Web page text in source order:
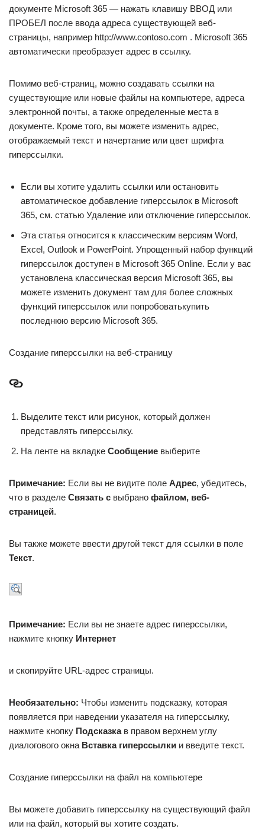
документе Microsoft 365 — нажать клавишу ВВОД или
ПРОБЕЛ после ввода адреса существующей веб-
страницы, например http://www.contoso.com . Microsoft 365
автоматически преобразует адрес в ссылку.
Помимо веб-страниц, можно создавать ссылки на
существующие или новые файлы на компьютере, адреса
электронной почты, а также определенные места в
документе. Кроме того, вы можете изменить адрес,
отображаемый текст и начертание или цвет шрифта
гиперссылки.
Если вы хотите удалить ссылки или остановить
автоматическое добавление гиперссылок в Microsoft
365, см. статью Удаление или отключение гиперссылок.
Эта статья относится к классическим версиям Word,
Excel, Outlook и PowerPoint. Упрощенный набор функций
гиперссылок доступен в Microsoft 365 Online. Если у вас
установлена классическая версия Microsoft 365, вы
можете изменить документ там для более сложных
функций гиперссылок или попробоватькупить
последнюю версию Microsoft 365.
Создание гиперссылки на веб-страницу
Выделите текст или рисунок, который должен
представлять гиперссылку.
На ленте на вкладке Сообщение выберите
Примечание: Если вы не видите поле Адрес, убедитесь,
что в разделе Связать с выбрано файлом, веб-
страницей.
Вы также можете ввести другой текст для ссылки в поле
Текст.
Примечание: Если вы не знаете адрес гиперссылки,
нажмите кнопку Интернет
и скопируйте URL-адрес страницы.
Необязательно: Чтобы изменить подсказку, которая
появляется при наведении указателя на гиперссылку,
нажмите кнопку Подсказкав правом верхнем углу
диалогового окна Вставка гиперссылки и введите текст.
Создание гиперссылки на файл на компьютере
Вы можете добавить гиперссылку на существующий файл
или на файл, который вы хотите создать.